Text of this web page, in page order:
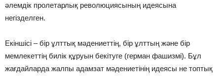
әлемдік пролетарлық революциясының идеясына
негізделген.
Екіншісі – бір ұлттық мәдениеттің, бір ұлттың және бір
мемлекеттің билік құруын бекітуге (герман фашизмі). Бұл
жағдайларда жалпы адамзат мәдениетінің идеясы не топтық